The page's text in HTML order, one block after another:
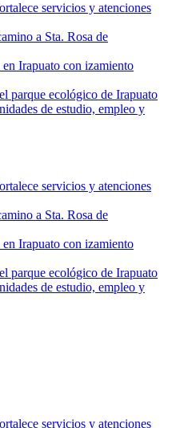
servicios y atenciones
a Sta. Rosa de
Irapuato con izamiento
parque ecológico de Irapuato
de estudio, empleo y
servicios y atenciones
a Sta. Rosa de
Irapuato con izamiento
parque ecológico de Irapuato
de estudio, empleo y
servicios y atenciones